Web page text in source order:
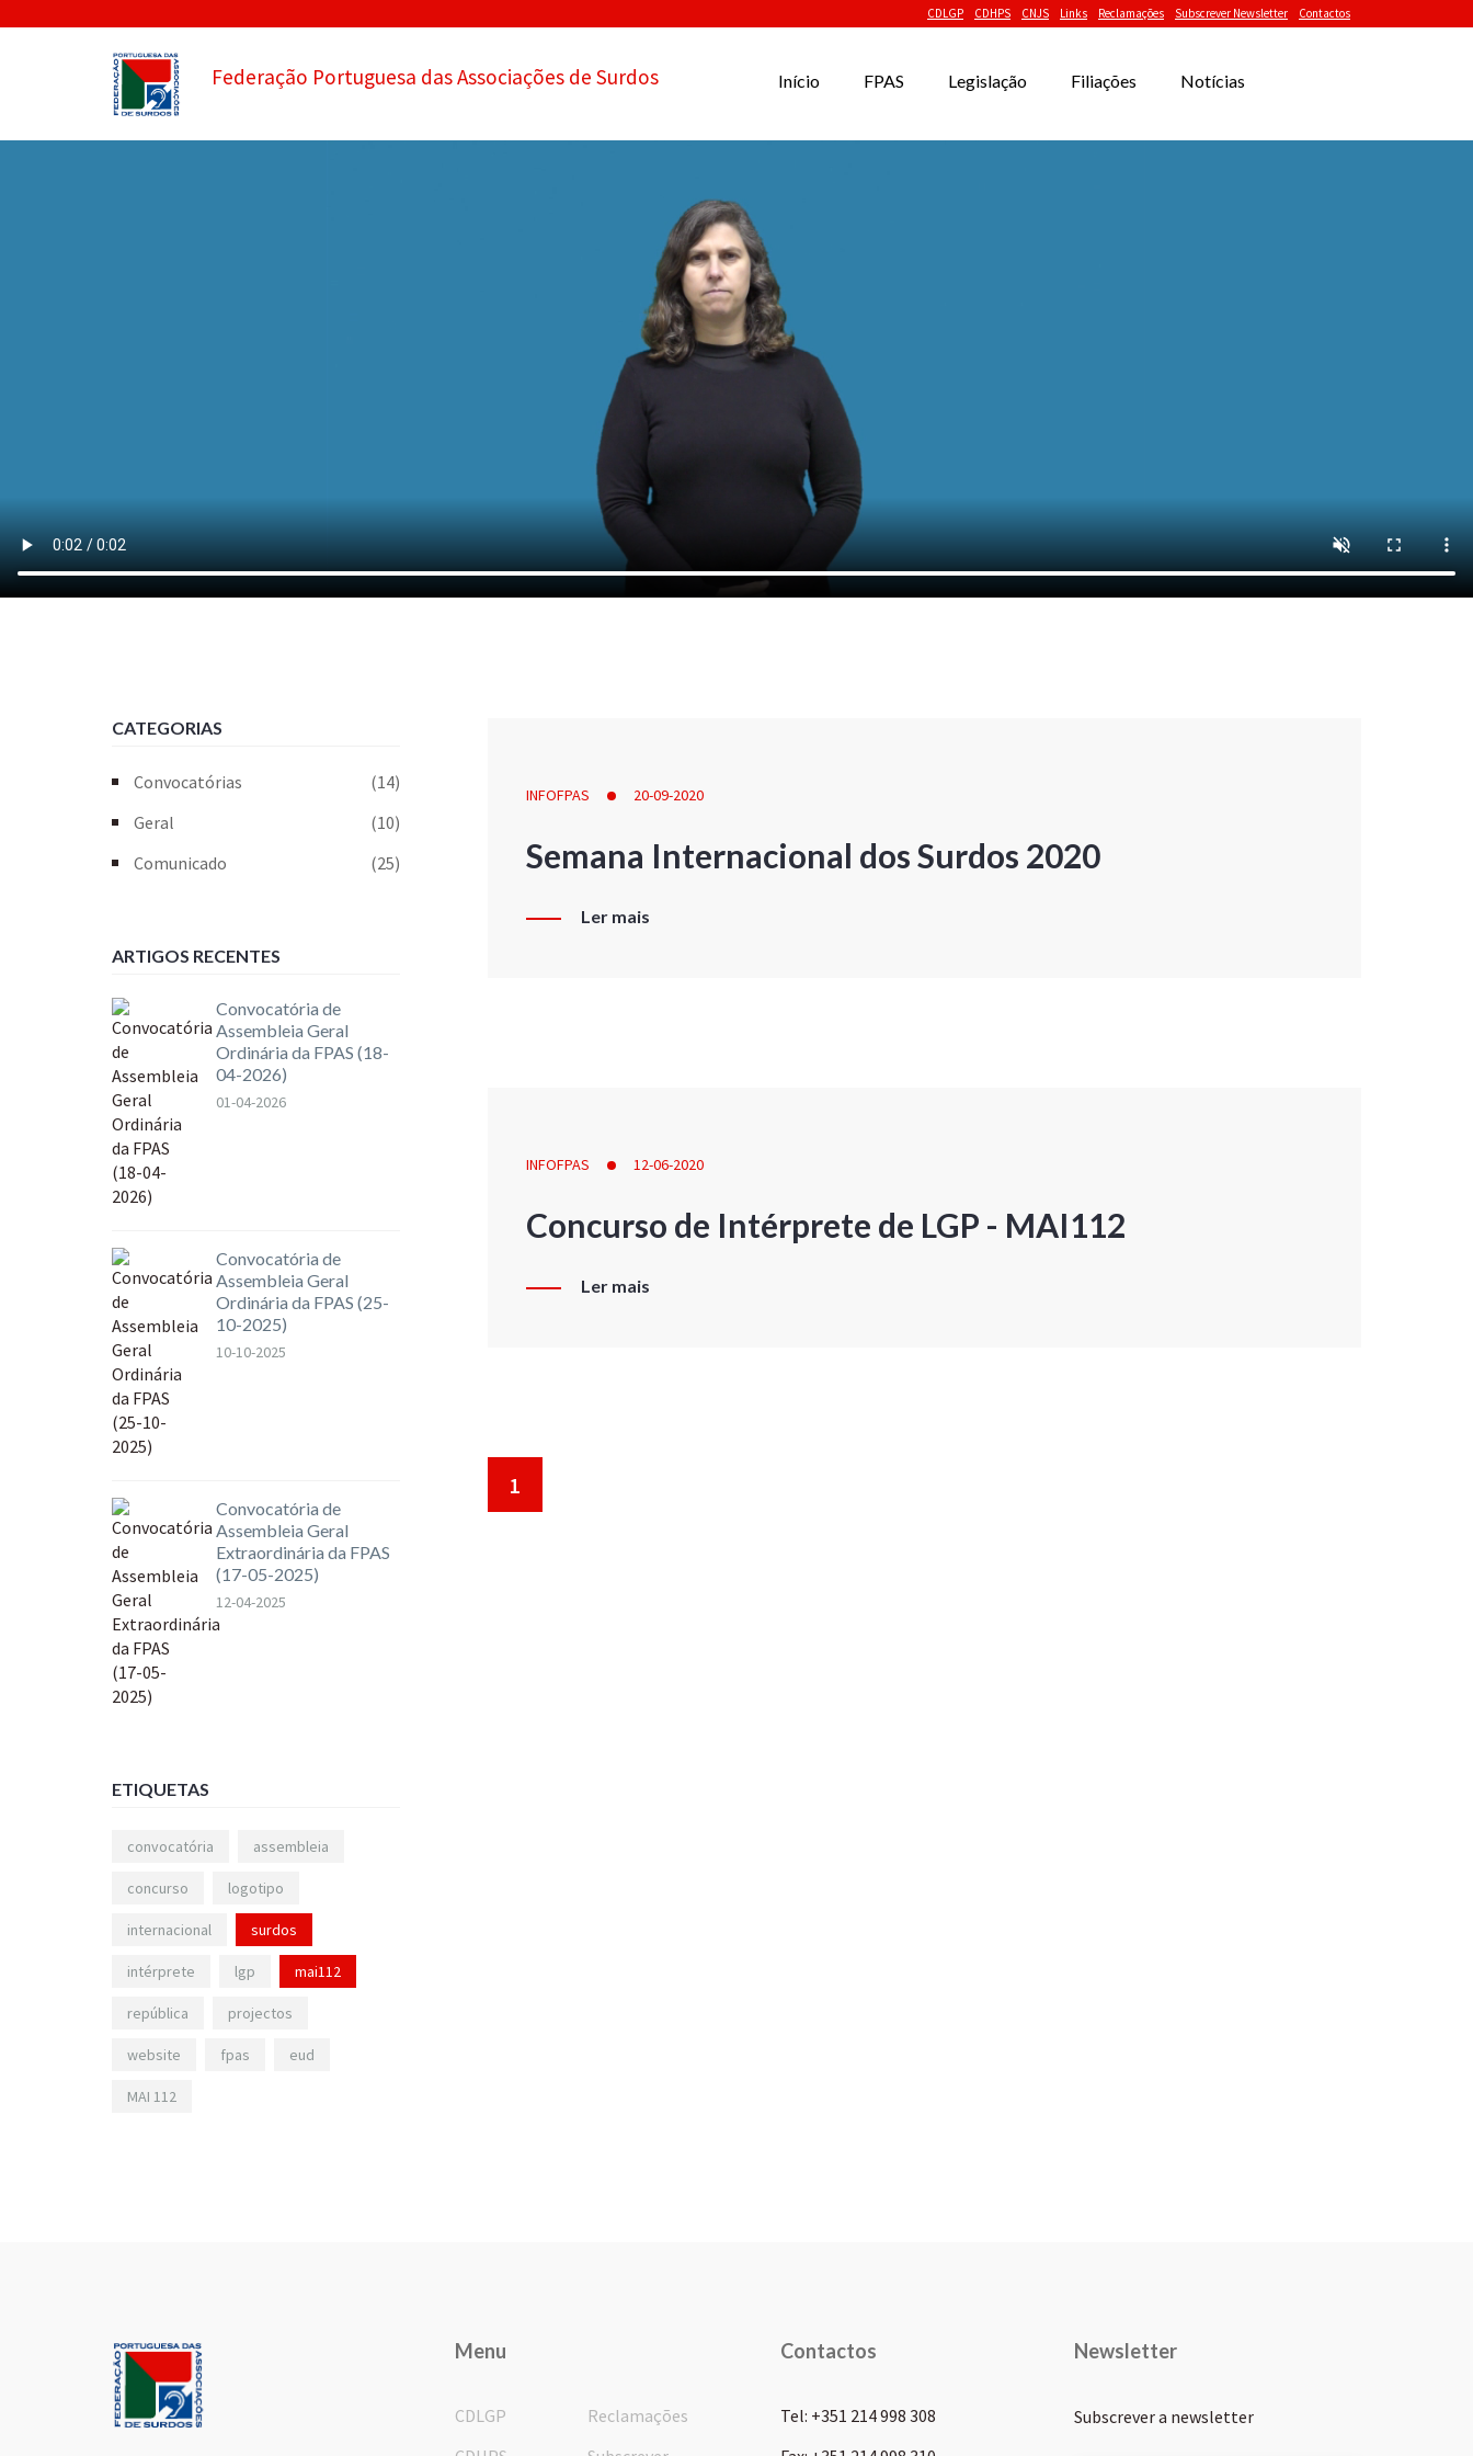
CDLGP CDHPS CNJS Links Reclamações Subscrever Newsletter Contactos
Federação Portuguesa das Associações de Surdos Início FPAS Legislação Filiações Notícias
INFOFPAS 20-09-2020
Semana Internacional dos Surdos 2020
Ler mais
INFOFPAS 12-06-2020
Concurso de Intérprete de LGP - MAI112
Ler mais
1
CATEGORIAS
Convocatórias
(14)
Geral
(10)
Comunicado
(25)
ARTIGOS RECENTES
Convocatória de
Assembleia Geral
Ordinária da FPAS (18-
04-2026)
01-04-2026
Convocatória de
Assembleia Geral
Ordinária da FPAS (25-
10-2025)
10-10-2025
Convocatória de
Assembleia Geral
Extraordinária da FPAS
(17-05-2025)
12-04-2025
ETIQUETAS
convocatória assembleia
concurso logotipo
internacional surdos
intérprete lgp mai112
república projectos
website fpas eud
MAI 112
Menu
CDLGP
Reclamações
Contactos
Tel: +351 214 998 308
Newsletter
Subscrever a newsletter